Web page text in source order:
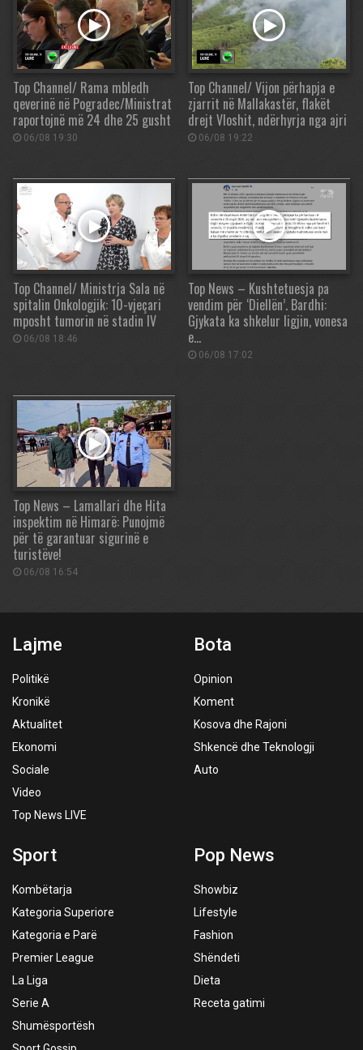
Top Channel/ Rama mbledh
qeverinë në Pogradec/Ministrat
raportojnë më 24 dhe 25 gusht
06/08 19:30
Top Channel/ Vijon përhapja e
zjarrit në Mallakastër, flakët
drejt Vloshit, ndërhyrja nga ajri
06/08 19:22
Top Channel/ Ministrja Sala në
spitalin Onkologjik: 10-vjeçari
mposht tumorin në stadin IV
06/08 18:46
Top News – Kushtetuesja pa
vendim për ‘Diellën’. Bardhi:
Gjykata ka shkelur ligjin, vonesa
e…
06/08 17:02
Top News – Lamallari dhe Hita
inspektim në Himarë: Punojmë
për të garantuar sigurinë e
turistëve!
06/08 16:54
Lajme
Politikë
Kronikë
Aktualitet
Ekonomi
Sociale
Video
Top News LIVE
Bota
Opinion
Koment
Kosova dhe Rajoni
Shkencë dhe Teknologji
Auto
Sport
Kombëtarja
Kategoria Superiore
Kategoria e Parë
Premier League
La Liga
Serie A
Shumësportësh
Pop News
Showbiz
Lifestyle
Fashion
Shëndeti
Dieta
Receta gatimi